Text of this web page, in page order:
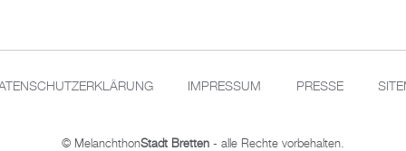
IMPRESSUM PRESSE
© MelanchthonStadt Bretten - alle Rechte vorbehalten.